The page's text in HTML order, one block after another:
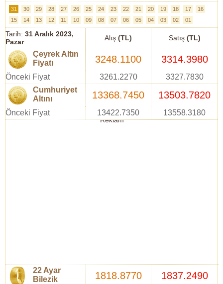
31 30 29 28 27 26 25 24 23 22 21 20 19 18 17
16
15
14 13 12 11 10 09 08 07 06 05 04 03 02 01
Tarih: 31 Aralık 2023,
Pazar
Alış (TL) Satış (TL)
Çeyrek Altın
Fiyatı
3248.1100 3314.3980
Önceki Fiyat 3261.2270
3327.7830
Cumhuriyet
Altını
13368.7450 13503.7820
Önceki Fiyat 13422.7350 13558.3180
Reklam
22 Ayar
Bilezik
1818.8770 1837.2490